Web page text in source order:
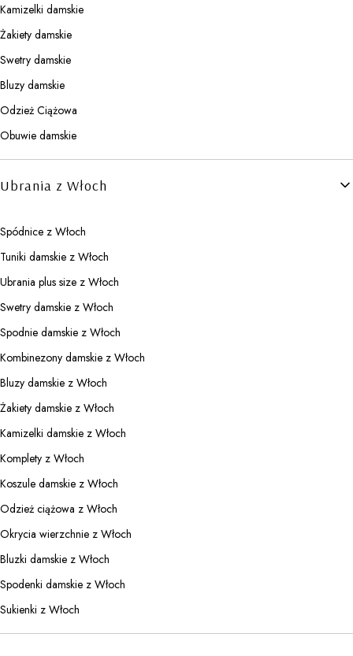
Kamizelki damskie
Żakiety damskie
Swetry damskie
Bluzy damskie
Odzież Ciążowa
Obuwie damskie
Ubrania z Włoch
Spódnice z Włoch
Tuniki damskie z Włoch
Ubrania plus size z Włoch
Swetry damskie z Włoch
Spodnie damskie z Włoch
Kombinezony damskie z Włoch
Bluzy damskie z Włoch
Żakiety damskie z Włoch
Kamizelki damskie z Włoch
Komplety z Włoch
Koszule damskie z Włoch
Odzież ciążowa z Włoch
Okrycia wierzchnie z Włoch
Bluzki damskie z Włoch
Spodenki damskie z Włoch
Sukienki z Włoch